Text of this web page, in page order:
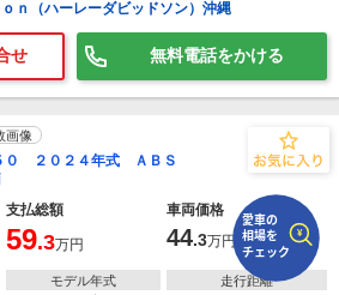
ｎ（ハーレーダビッドソン）沖縄
せ 無料電話をかける
画像
０ ２０２４年式 ＡＢＳ
支払総額
車両価格
59.3万円 44.3万円
モデル年式
走行距離
走行距離(任意)